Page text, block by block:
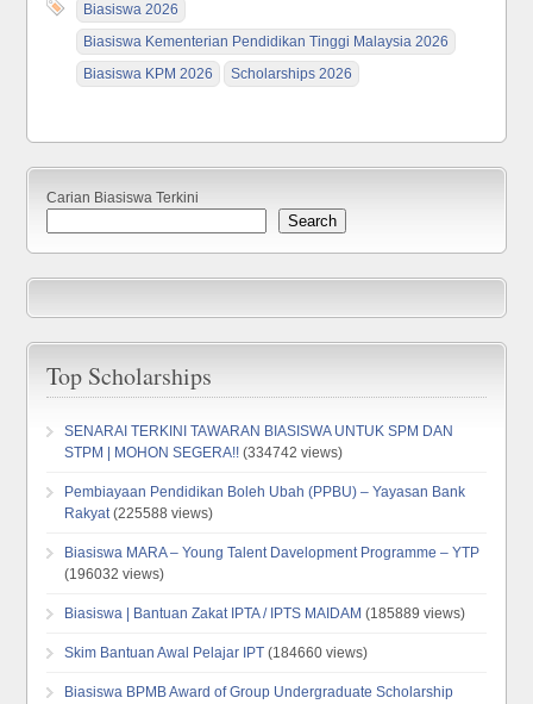
Biasiswa 2026
Biasiswa Kementerian Pendidikan Tinggi Malaysia 2026
Biasiswa KPM 2026
Scholarships 2026
Carian Biasiswa Terkini
Search
Top Scholarships
SENARAI TERKINI TAWARAN BIASISWA UNTUK SPM DAN
STPM | MOHON SEGERA!! (334742 views)
Pembiayaan Pendidikan Boleh Ubah (PPBU) – Yayasan Bank
Rakyat(225588 views)
Biasiswa MARA – Young Talent Davelopment Programme – YTP
(196032 views)
Biasiswa | Bantuan Zakat IPTA / IPTS MAIDAM (185889 views)
Skim Bantuan Awal Pelajar IPT (184660 views)
Biasiswa BPMB Award of Group Undergraduate Scholarship